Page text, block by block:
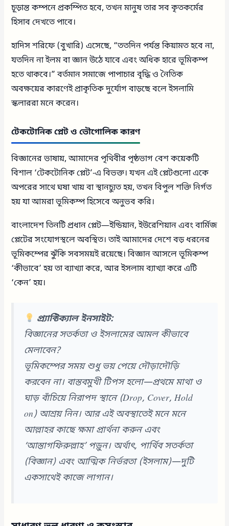
চূড়ান্ত কম্পনে প্রকম্পিত হবে, তখন মানুষ তার সব কৃতকর্মের
হিসাব দেখতে পাবে।
হাদিস শরিফে (বুখারি) এসেছে, “ততদিন পর্যন্ত কিয়ামত হবে না,
যতদিন না ইলম বা জ্ঞান উঠে যাবে এবং অধিক হারে ভূমিকম্প
হতে থাকবে।” বর্তমান সমাজে পাপাচার বৃদ্ধি ও নৈতিক
অবক্ষয়ের কারণেই প্রাকৃতিক দুর্যোগ বাড়ছে বলে ইসলামি
স্কলাররা মনে করেন।
টেকটোনিক প্লেট ও ভৌগোলিক কারণ
বিজ্ঞানের ভাষায়, আমাদের পৃথিবীর পৃষ্ঠভাগ বেশ কয়েকটি
বিশাল ‘টেকটোনিক প্লেট’-এ বিভক্ত। যখন এই প্লেটগুলো একে
অপরের সাথে ঘষা খায় বা স্থানচ্যুত হয়, তখন বিপুল শক্তি নির্গত
হয় যা আমরা ভূমিকম্প হিসেবে অনুভব করি।
বাংলাদেশ তিনটি প্রধান প্লেট—ইন্ডিয়ান, ইউরেশিয়ান এবং বার্মিজ
প্লেটের সংযোগস্থলে অবস্থিত। তাই আমাদের দেশে বড় ধরনের
ভূমিকম্পের ঝুঁকি সবসময়ই রয়েছে। বিজ্ঞান আসলে ভূমিকম্প
‘কীভাবে’ হয় তা ব্যাখ্যা করে, আর ইসলাম ব্যাখ্যা করে এটি
‘কেন’ হয়।
প্র্যাক্টিক্যাল ইনসাইট:
বিজ্ঞানের সতর্কতা ও ইসলামের আমল কীভাবে
মেলাবেন?
ভূমিকম্পের সময় শুধু ভয় পেয়ে দৌড়াদৌড়ি
করবেন না। বাস্তবমুখী টিপস হলো—প্রথমে মাথা ও
ঘাড় বাঁচিয়ে নিরাপদ স্থানে (Drop, Cover, Hold
on) আশ্রয় নিন। আর এই অবস্থাতেই মনে মনে
আল্লাহর কাছে ক্ষমা প্রার্থনা করুন এবং
‘আস্তাগফিরুল্লাহ’ পড়ুন। অর্থাৎ, পার্থিব সতর্কতা
(বিজ্ঞান) এবং আত্মিক নির্ভরতা (ইসলাম)—দুটি
একসাথেই কাজে লাগান।